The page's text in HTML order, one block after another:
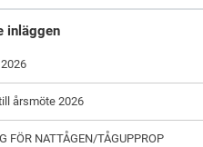
inläggen
årsmöte 2026
FÖR NATTÅGEN/TÅGUPPROP